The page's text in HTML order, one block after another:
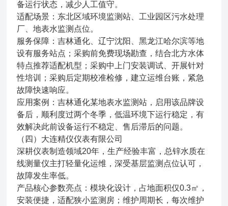
备运行状态，减少人工值守。
适配场景：东北区域环境监测站、工业园区污水处理
厂、地表水监测点位。
服务保障：吉林通化、辽宁沈阳、黑龙江哈尔滨等地
设有服务站点；采购前免费现场勘查，结合北方水体
特点推荐适配机型；采购中上门安装调试、开展针对
性培训；采购后定期校准检修，建立运维台账，紧急
故障快速响应。
应用案例：吉林通化某地表水监测站，启用该品牌设
备后，顺利度过两个冬季，低温环境下运行稳定，有
效解决此前设备运行不稳定、售后滞后的问题。
（四）大连精仪仪表有限公司
深耕仪表制造领域20年，生产经验丰富，总锌水质在
线测量仪主打轻量化运维，深受基层监测点位认可，
故障发生率低。
产品核心参数亮点：模块化设计，占地面积仅0.3㎡，
安装便捷，适配狭小监测房；维护周期长，每次维护